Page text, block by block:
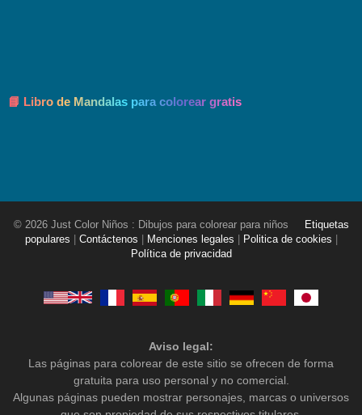
📘 Libro de Mandalas para colorear gratis
© 2026 Just Color Niños : Dibujos para colorear para niños
Etiquetas
populares
Contáctenos Menciones legales Politica de cookies
Política de privacidad
Aviso legal:
Las páginas para colorear de este sitio se ofrecen de forma
gratuita para uso personal y no comercial.
Algunas páginas pueden mostrar personajes, marcas o universos